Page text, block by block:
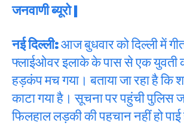
जनवाणी ब्यूरो |
नई दिल्ली:आज बुधवार को दिल्ली में
फ्लाईओवर इलाके के पास से एक युवती
हड़कंप मच गया। बताया जा रहा है कि
काटा गया है। सूचना पर पहुंची पुलिस
फिलहाल लड़की की पहचान नहीं हो